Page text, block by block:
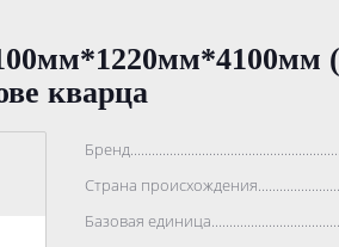
кварца
Страна
Базовая